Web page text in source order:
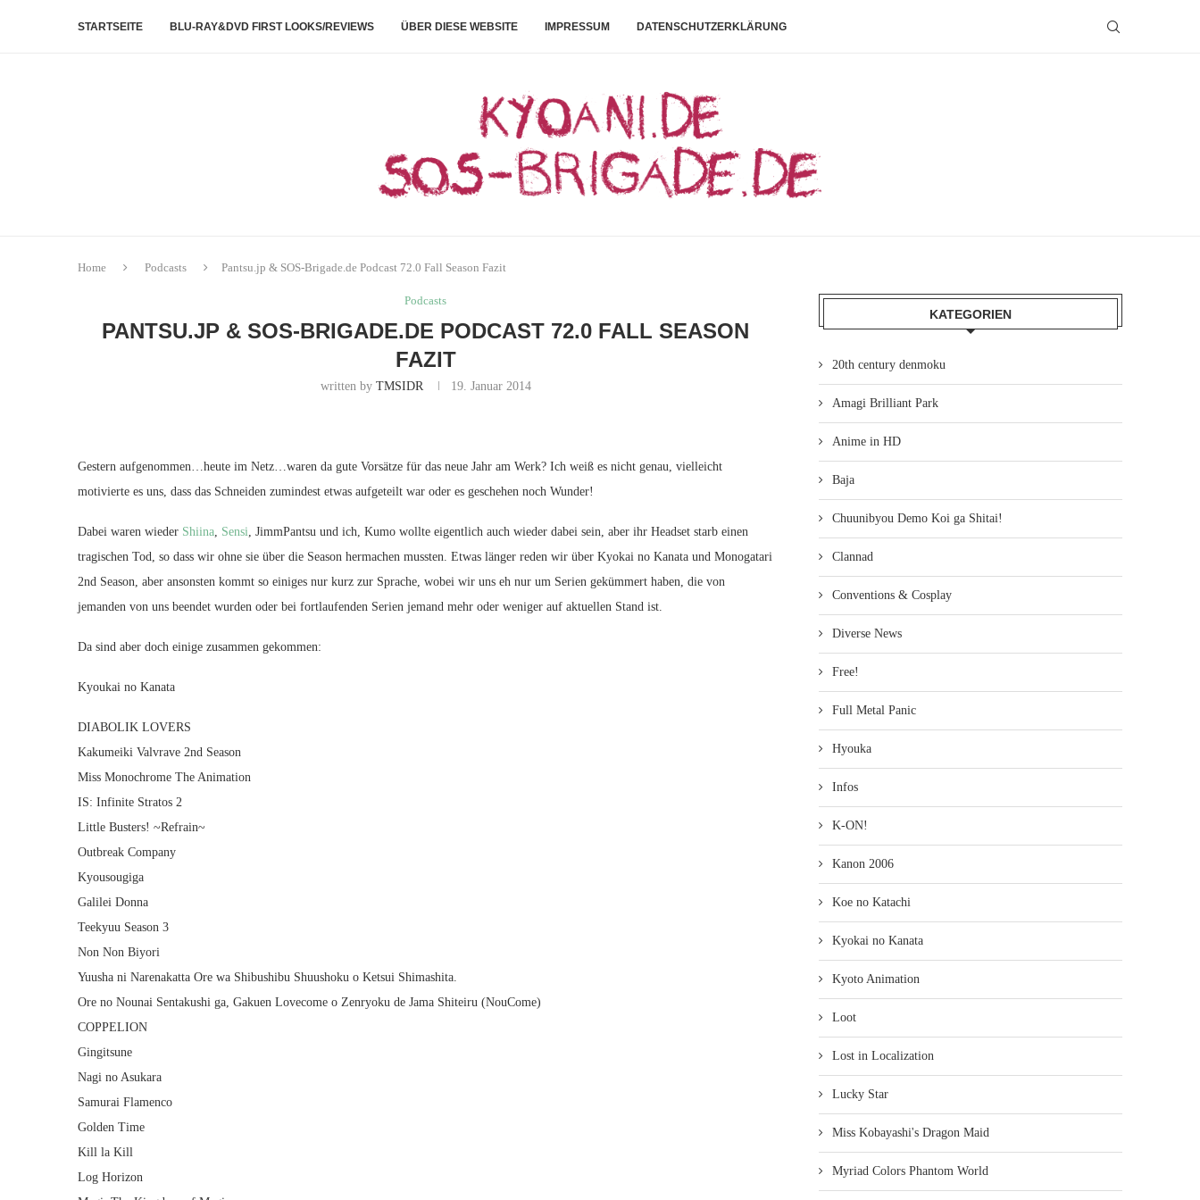
STARTSEITE BLU-RAY&DVD FIRST LOOKS/REVIEWS ÜBER DIESE WEBSITE IMPRESSUM DATENSCHUTZERKLÄRUNG
Home Podcasts Pantsu.jp & SOS-Brigade.de Podcast 72.0 Fall Season Fazit
Podcasts
PANTSU.JP & SOS-BRIGADE.DE PODCAST 72.0 FALL SEASON
FAZIT
written by TMSIDR 19. Januar 2014
Gestern aufgenommen…heute im Netz…waren da gute Vorsätze für das neue Jahr am Werk? Ich weiß es nicht genau, vielleicht
motivierte es uns, dass das Schneiden zumindest etwas aufgeteilt war oder es geschehen noch Wunder!
Dabei waren wieder Shiina, Sensi, JimmPantsu und ich, Kumo wollte eigentlich auch wieder dabei sein, aber ihr Headset starb einen
tragischen Tod, so dass wir ohne sie über die Season hermachen mussten. Etwas länger reden wir über Kyokai no Kanata und Monogatari
2nd Season, aber ansonsten kommt so einiges nur kurz zur Sprache, wobei wir uns eh nur um Serien gekümmert haben, die von
jemanden von uns beendet wurden oder bei fortlaufenden Serien jemand mehr oder weniger auf aktuellen Stand ist.
Da sind aber doch einige zusammen gekommen:
Kyoukai no Kanata
DIABOLIK LOVERS
Kakumeiki Valvrave 2nd Season
Miss Monochrome The Animation
IS: Infinite Stratos 2
Little Busters! ~Refrain~
Outbreak Company
Kyousougiga
Galilei Donna
Teekyuu Season 3
Non Non Biyori
Yuusha ni Narenakatta Ore wa Shibushibu Shuushoku o Ketsui Shimashita.
Ore no Nounai Sentakushi ga, Gakuen Lovecome o Zenryoku de Jama Shiteiru (NouCome)
COPPELION
Gingitsune
Nagi no Asukara
Samurai Flamenco
Golden Time
Kill la Kill
Log Horizon
KATEGORIEN
20th century denmoku
Amagi Brilliant Park
Anime in HD
Baja
Chuunibyou Demo Koi ga Shitai!
Clannad
Conventions & Cosplay
Diverse News
Free!
Full Metal Panic
Hyouka
Infos
K-ON!
Kanon 2006
Koe no Katachi
Kyokai no Kanata
Kyoto Animation
Loot
Lost in Localization
Lucky Star
Miss Kobayashi's Dragon Maid
Myriad Colors Phantom World